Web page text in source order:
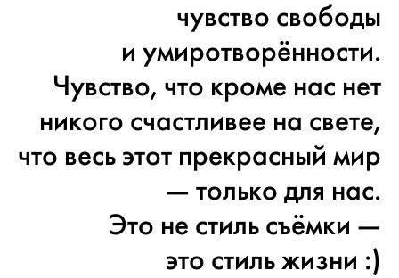
чувство свободы
и умиротворённости.
Чувство, что кроме нас нет
никого счастливее на свете,
что весь этот прекрасный мир
— только для нас.
Это не стиль съёмки —
это стиль жизни :)